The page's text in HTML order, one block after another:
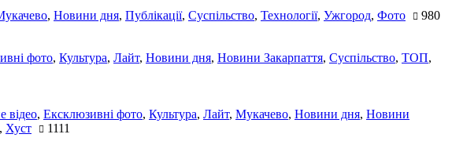
, Новини дня, Публікації, Суспільство, Технології, Ужгород, Фото 980
фото, Культура, Лайт, Новини дня, Новини Закарпаття, Суспільство, ТОП,
відео, Ексклюзивні фото, Культура, Лайт, Мукачево, Новини дня, Новини
, Хуст 1111